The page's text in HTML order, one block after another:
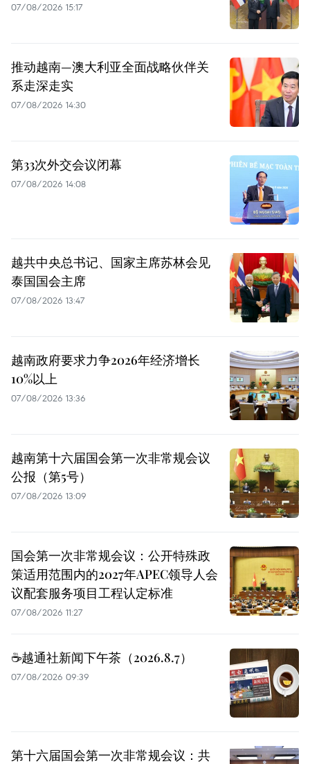
07/08/2026 15:17
推动越南—澳大利亚全面战略伙伴关
系走深走实
07/08/2026 14:30
第33次外交会议闭幕
07/08/2026 14:08
越共中央总书记、国家主席苏林会见
泰国国会主席
07/08/2026 13:47
越南政府要求力争2026年经济增长
10%以上
07/08/2026 13:36
越南第十六届国会第一次非常规会议
公报（第5号）
07/08/2026 13:09
国会第一次非常规会议：公开特殊政
策适用范围内的2027年APEC领导人会
议配套服务项目工程认定标准
07/08/2026 11:27
☕️越通社新闻下午茶（2026.8.7）
07/08/2026 09:39
第十六届国会第一次非常规会议：共